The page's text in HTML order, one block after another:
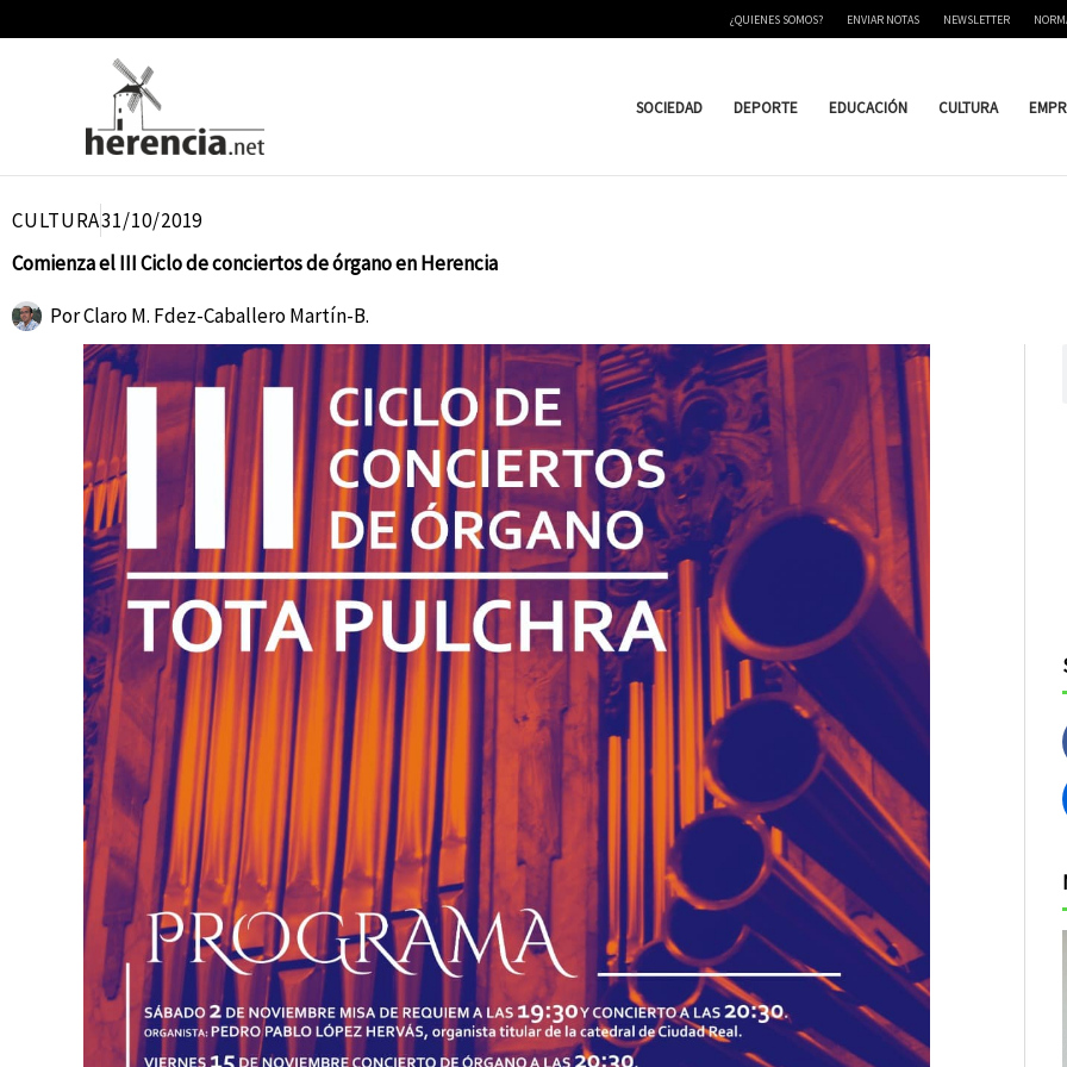
¿QUIENES SOMOS? ENVIAR NOTAS NEWSLETTER
SOCIEDAD DEPORTE EDUCACIÓN CULTURA
CULTURA31/10/2019
Comienza el III Ciclo de conciertos de órgano en Herencia
PorClaro M. Fdez-Caballero Martín-B.